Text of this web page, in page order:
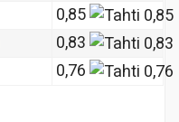
0,85
0,83
0,76